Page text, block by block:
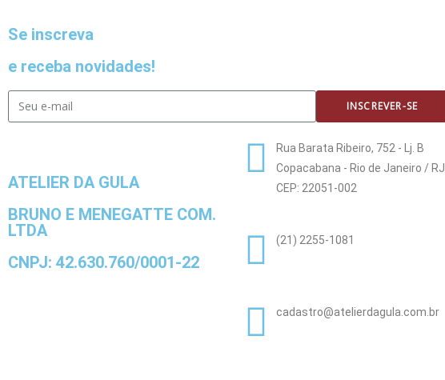
Se inscreva
e receba novidades!
INSCREVER-SE
ATELIER DA GULA
BRUNO E MENEGATTE COM.
LTDA
CNPJ: 42.630.760/0001-22
Rua Barata Ribeiro, 752 - Lj. B
Copacabana - Rio de Janeiro / RJ
CEP: 22051-002
(21) 2255-1081
cadastro@atelierdagula.com.br